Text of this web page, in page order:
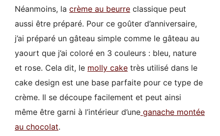
Néanmoins, la crème au beurre classique peut
aussi être préparé. Pour ce goûter d’anniversaire,
j’ai préparé un gâteau simple comme le gâteau au
yaourt que j’ai coloré en 3 couleurs : bleu, nature
et rose. Cela dit, le molly cake très utilisé dans le
cake design est une base parfaite pour ce type de
crème. Il se découpe facilement et peut ainsi
même être garni à l’intérieur d’une ganache montée
au chocolat.